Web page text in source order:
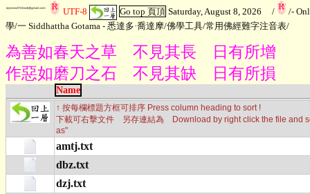
UTF-8 Go top 頁頂 Saturday, August 8, 2026 / /-
學/一 Siddhattha Gotama - 悉達多·喬達摩/佛學工具/常用佛經難字注音表/
為善如春天之草 不見其長 日有所增
作惡如磨刀之石 不見其缺 日有所損
Name
↑ 按每欄標題方框可排序 Press column heading to sort !
下載可右擊文件 另存連結為 Download by right click the file and
as"
amtj.txt
dbz.txt
dzj.txt